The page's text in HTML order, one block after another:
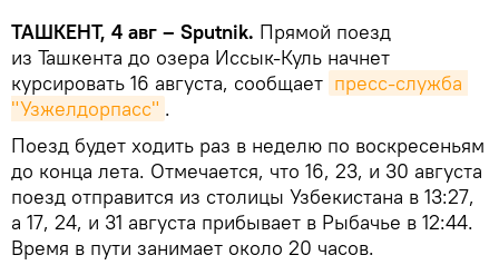
ТАШКЕНТ, 4 авг – Sputnik. Прямой поезд
из Ташкента до озера Иссык-Куль начнет
курсировать 16 августа, сообщает пресс-служба
"Узжелдорпасс" .
Поезд будет ходить раз в неделю по воскресеньям
до конца лета. Отмечается, что 16, 23, и 30 августа
поезд отправится из столицы Узбекистана в 13:27,
а 17, 24, и 31 августа прибывает в Рыбачье в 12:44.
Время в пути занимает около 20 часов.